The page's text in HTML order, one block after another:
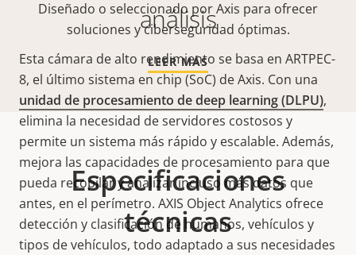
análisis
Esta cámara de alto rendimiento se basa en ARTPEC-
8, el último sistema en chip (SoC) de Axis. Con una
unidad de procesamiento de deep learning (DLPU),
elimina la necesidad de servidores costosos y
permite un sistema más rápido y escalable. Además,
mejora las capacidades de procesamiento para que
pueda recopilar y analizar incluso más datos que
antes, en el perímetro. AXIS Object Analytics ofrece
detección y clasificación de humanos, vehículos y
tipos de vehículos, todo adaptado a sus necesidades
Diseñado o seleccionado por Axis para ofrecer
soluciones y ciberseguridad óptimas.
LEER MÁS
Especificaciones
técnicas